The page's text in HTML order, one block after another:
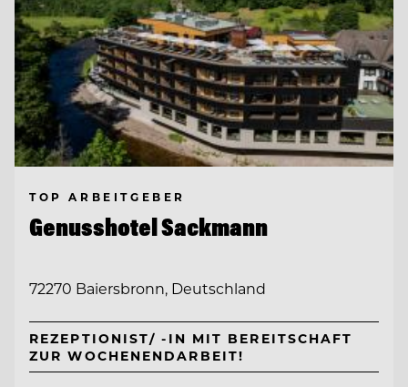
TOP ARBEITGEBER
Genusshotel Sackmann
72270 Baiersbronn, Deutschland
REZEPTIONIST/ -IN MIT BEREITSCHAFT
ZUR WOCHENENDARBEIT!